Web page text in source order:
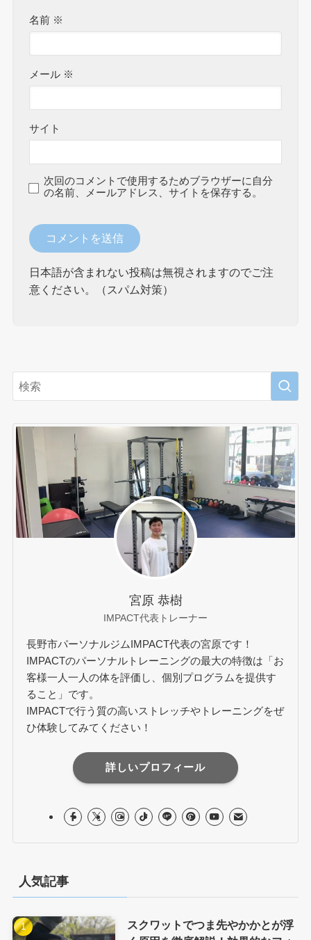
名前 ※
メール ※
サイト
次回のコメントで使用するためブラウザーに自分
の名前、メールアドレス、サイトを保存する。
日本語が含まれない投稿は無視されますのでご注
意ください。（スパム対策）
宮原 恭樹
IMPACT代表トレーナー
長野市パーソナルジムIMPACT代表の宮原です！
IMPACTのパーソナルトレーニングの最大の特徴は「お
客様一人一人の体を評価し、個別プログラムを提供す
ること」です。
IMPACTで行う質の高いストレッチやトレーニングをぜ
ひ体験してみてください！
詳しいプロフィール
人気記事
スクワットでつま先やかかとが浮